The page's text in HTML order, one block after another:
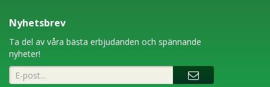
Nyhetsbrev
Ta del av våra bästa erbjudanden och spännande
nyheter!